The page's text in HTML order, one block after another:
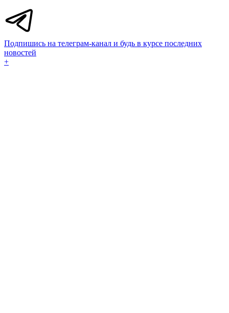
Подпишись на телеграм-канал и будь в курсе последних
новостей
+